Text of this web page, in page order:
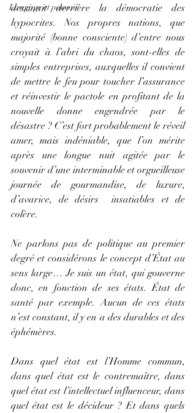
Langage et pouvoir
dessinait derrière la démocratie des
hypocrites. Nos propres nations, que
majorité (bonne consciente) d’entre nous
croyait à l’abri du chaos, sont-elles de
simples entreprises, auxquelles il convient
de mettre le feu pour toucher l’assurance
et réinvestir le pactole en profitant de la
nouvelle donne engendrée par le
désastre ? C’est fort probablement le réveil
amer, mais indéniable, que l’on mérite
après une longue nuit agitée par le
souvenir d’une interminable et orgueilleuse
journée de gourmandise, de luxure,
d’avarice, de désirs  insatiables et de
colère.
Ne parlons pas de politique au premier
degré et considérons le concept d’État au
sens large… Je suis un état, qui gouverne
donc, en fonction de ses états. État de
santé par exemple. Aucun de ces états
n’est constant, il y en a des durables et des
éphémères.
Dans quel état est l’Homme commun,
dans quel état est le contremaître, dans
quel état est l’intellectuel influenceur, dans
quel état est le décideur ? Et dans quels